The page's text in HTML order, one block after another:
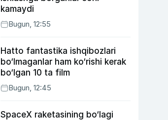
kamaydi
Bugun, 12:55
Hatto fantastika ishqibozlari
bo‘lmaganlar ham ko‘rishi kerak
bo‘lgan 10 ta film
Bugun, 12:45
SpaceX raketasining bo‘lagi